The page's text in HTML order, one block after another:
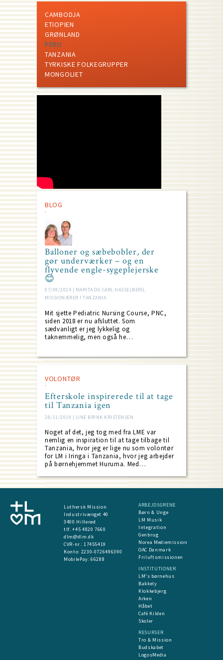
CAMBODJA
ETIOPIEN
GRØNLAND
PERU
TANZANIA
TYRKISKE FOLKEGRUPPER
MONGOLIET
BLOG
Balloner og sæbebobler, der
gør underværker – og en
flyvende engle-sygeplejerske
😊
07/09/2024 | MARITA OG CARL HASSELBERG,
MISSIONÆRER I TANZANIA
Mit sjette Pediatric Nursing Course, PNC,
siden 2018 er nu afsluttet. Som
sædvanligt er jeg lykkelig og
taknemmelig, men også he…
VOLONTØR
Efterskole inspirerede til at tage
til Tanzania igen
28/11/2019 | LINE BRINK KRISTENSEN
Noget af det, jeg tog med fra LME var
nemlig en inspiration til at tage tilbage til
Tanzania, hvor jeg er lige nu som volontør
for LM i Iringa i Tanzania, hvor jeg arbejder
på børnehjemmet Huruma. Med…
Luthersk Mission
Industrivænget 40
3400 Hillerød
tlf. +45 4820 7660
dlm@dlm.dk
CVR-nr.: 17455419
​Konto: 2230-0726496390
MobilePay:66288
ARBEJDSGRENE
Børn & Unge
LM Musik
Integration
Genbrug
Norea Mediemission
OAC Danmark
Friluftsmissionen
INSTITUTIONER
LM's børnehus
Bakkely
Klokkebjerg
Arken
Håbet
Café Kilden
Skoler
RESURSER
Tro & Mission
Budskabet
LogosMedia